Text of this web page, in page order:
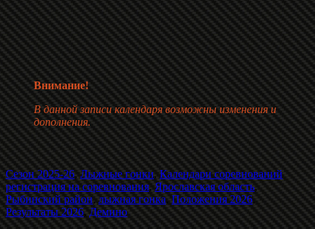
Внимание!
В данной записи календаря возможны изменения и
дополнения.
Сезон 2025-26,Лыжные гонки,Календари соревнований
регистрация на соревнования,Ярославская область,
Рыбинский район,лыжная гонка,Положения 2026,
Результаты 2026,Демино